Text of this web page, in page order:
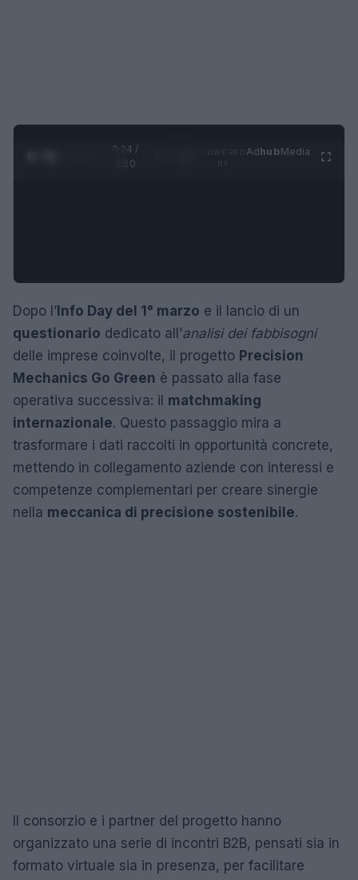
0:25 /
1:20
AdhubMedia
Dopo l’Info Day del 1° marzo e il lancio di un
questionario dedicato all’analisi dei fabbisogni
delle imprese coinvolte, il progetto Precision
Mechanics Go Green è passato alla fase
operativa successiva: il matchmaking
internazionale. Questo passaggio mira a
trasformare i dati raccolti in opportunità concrete,
mettendo in collegamento aziende con interessi e
competenze complementari per creare sinergie
nella meccanica di precisione sostenibile.
Il consorzio e i partner del progetto hanno
organizzato una serie di incontri B2B, pensati sia in
formato virtuale sia in presenza, per facilitare